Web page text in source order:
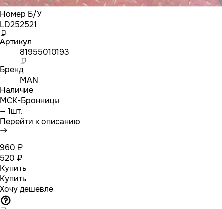
Номер Б/У
LD252521
Артикул
81955010193
Бренд
MAN
Наличие
МСК-Бронницы
— 1шт.
Перейти к описанию
960 ₽
520 ₽
Купить
Купить
Хочу дешевле